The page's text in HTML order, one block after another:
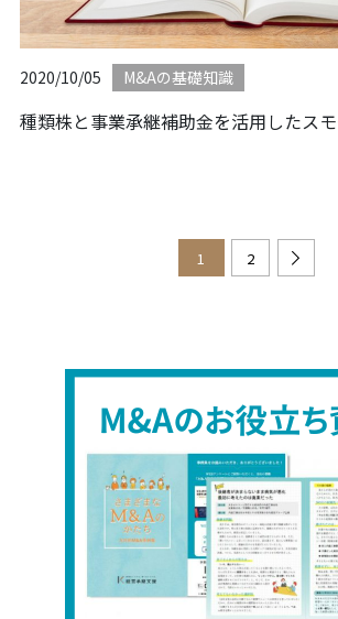
2020/10/05 M&Aの基礎知識
種類株と事業承継補助金を活用したス
1 2